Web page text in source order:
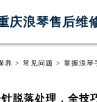
庆浪琴售后维
养 > 常见问题 > 掌握浪琴
脱落处理，全技